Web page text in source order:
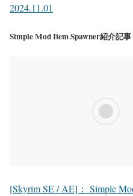
2024.11.01
Simple Mod Item Spawner紹介記事
[Skyrim SE / AE]： Simple